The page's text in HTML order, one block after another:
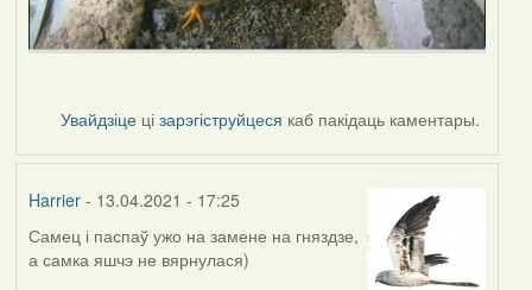
Увайдзіце цізарэгіструйцеся каб пакідаць каментары.
Harrier- 13.04.2021 - 17:25
Самец і паспаў ужо на замене на гняздзе,
а самка яшчэ не вярнулася)